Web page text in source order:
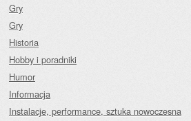
Gry
Gry
Historia
Hobby i poradniki
Humor
Informacja
Instalacje, performance, sztuka nowoczesna